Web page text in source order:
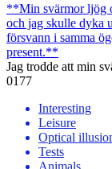
**Min svärmor ljög
och jag skulle dyka
försvann i samma
present.**
Jag trodde att min
0177
Interesting
Leisure
Optical
Tests
Animals